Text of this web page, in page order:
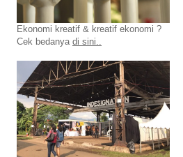
Ekonomi kreatif & kreatif ekonomi ?
Cek bedanya di sini..